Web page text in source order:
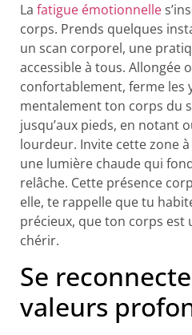
La fatigue émotionnelle
corps. Prends quelques
un scan corporel, une
accessible à tous. Allongée
confortablement, ferme les
mentalement ton corps du
jusqu’aux pieds, en notant
lourdeur. Invite cette zone
une lumière chaude qui
relâche. Cette présence
elle, te rappelle que tu
précieux, que ton corps est
chérir.
Se
valeurs